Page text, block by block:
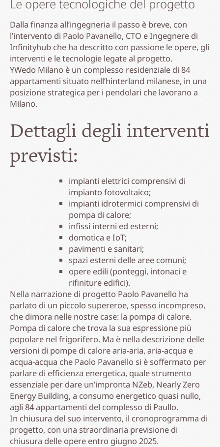
Le opere tecnologiche del progetto
Dalla finanza all’ingegneria il passo è breve, con
l’intervento di Paolo Pavanello, CTO e Ingegnere di
Infinityhub che ha descritto con passione le opere, gli
interventi e le tecnologie legate al progetto.
YWedo Milano è un complesso residenziale di 84
appartamenti situato nell’hinterland milanese, in una
posizione strategica per i pendolari che lavorano a
Milano.
Dettagli degli interventi
previsti:
impianti elettrici comprensivi di
impianto fotovoltaico;
impianti idrotermici comprensivi di
pompa di calore;
infissi interni ed esterni;
domotica e IoT;
pavimenti e sanitari;
spazi esterni delle aree comuni;
opere edili (ponteggi, intonaci e
rifiniture edifici).
Nella narrazione di progetto Paolo Pavanello ha
parlato di un piccolo supereroe, spesso incompreso,
che dimora nelle nostre case: la pompa di calore.
Pompa di calore che trova la sua espressione più
popolare nel frigorifero. Ma è nella descrizione delle
versioni di pompe di calore aria-aria, aria-acqua e
acqua-acqua che Paolo Pavanello si è soffermato per
parlare di efficienza energetica, quale strumento
essenziale per dare un’impronta NZeb, Nearly Zero
Energy Building, a consumo energetico quasi nullo,
agli 84 appartamenti del complesso di Paullo.
In chiusura del suo intervento, il cronoprogramma di
progetto, con una straordinaria previsione di
chiusura delle opere entro giugno 2025.